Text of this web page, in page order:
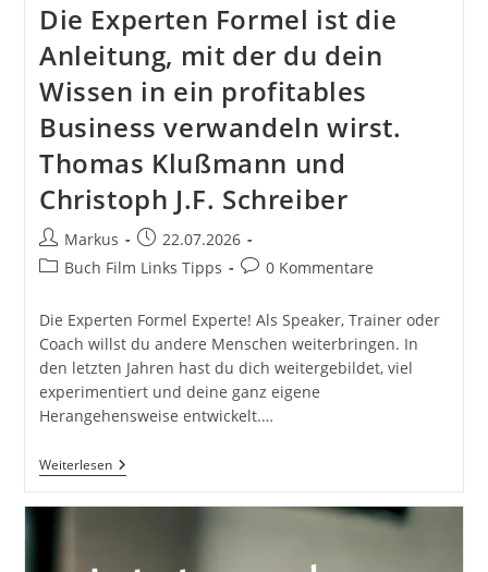
Die Experten Formel ist die
Anleitung, mit der du dein
Wissen in ein profitables
Business verwandeln wirst.
Thomas Klußmann und
Christoph J.F. Schreiber
Beitrags-
Autor:
Markus
Beitrag
veröffentlicht:
22.07.2026
Beitrags-
Buch Film Links Tipps
Beitrags-
0 Kommentare
Die Experten Formel Experte! Als Speaker, Trainer oder
Coach willst du andere Menschen weiterbringen. In
den letzten Jahren hast du dich weitergebildet, viel
experimentiert und deine ganz eigene
Herangehensweise entwickelt.…
WeiterlesenDie
Experten